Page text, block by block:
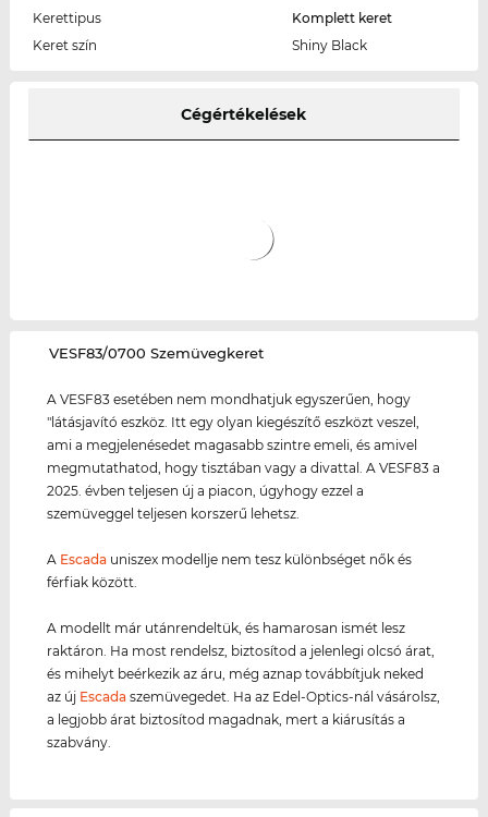
Kerettipus
Komplett keret
Keret szín
Shiny Black
Cégértékelések
‌VESF83/0700 Szemüvegkeret
A VESF83 esetében nem mondhatjuk egyszerűen, hogy
"látásjavító eszköz. Itt egy olyan kiegészítő eszközt veszel,
ami a megjelenésedet magasabb szintre emeli, és amivel
megmutathatod, hogy tisztában vagy a divattal. A VESF83 a
2025. évben teljesen új a piacon, úgyhogy ezzel a
szemüveggel teljesen korszerű lehetsz.
A Escada uniszex modellje nem tesz különbséget nők és
férfiak között.
A modellt már utánrendeltük, és hamarosan ismét lesz
raktáron. Ha most rendelsz, biztosítod a jelenlegi olcsó árat,
és mihelyt beérkezik az áru, még aznap továbbítjuk neked
az új Escada szemüvegedet. Ha az Edel-Optics-nál vásárolsz,
a legjobb árat biztosítod magadnak, mert a kiárusítás a
szabvány.